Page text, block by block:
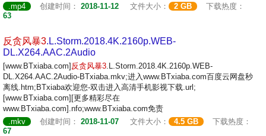
.mp4
创建时间： 2018-11-12 文件大小： 2 GB
下载热度：
63
反贪风暴3.L.Storm.2018.4K.2160p.WEB-
DL.X264.AAC.2Audio
[www.BTxiaba.com] 反贪风暴3.L.Storm.2018.4K.2160p.WEB-
DL.X264.AAC.2Audio-BTxiaba.mkv;进入www.BTxiaba.com百度云网盘秒
离线.htm;BTxiaba欢迎您-双击进入高清手机影视下载.url;
[www.BTxiaba.com][更多精彩尽在
www.BTxiaba.com].nfo;www.BTxiaba.com免责
.mkv
创建时间： 2018-11-07 文件大小： 4.5 GB
下载热度：
67